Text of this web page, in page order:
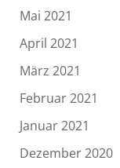
Mai 2021
April 2021
März 2021
Februar 2021
Januar 2021
Dezember 2020